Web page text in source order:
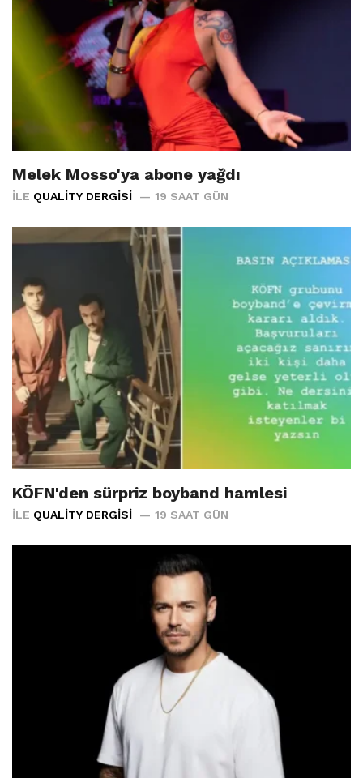
Melek Mosso'ya abone yağdı
İLE QUALITY DERGISI 19 SAAT GÜN
KÖFN'den sürpriz boyband hamlesi
İLE QUALITY DERGISI 19 SAAT GÜN